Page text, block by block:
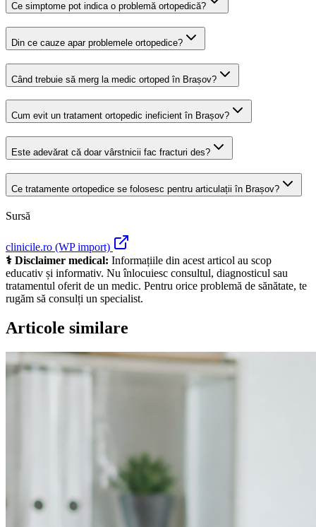
Ce simptome pot indica o problemă ortopedică?
Din ce cauze apar problemele ortopedice?
Când trebuie să merg la medic ortoped în Brașov?
Cum evit un tratament ortopedic ineficient în Brașov?
Este adevărat că doar vârstnicii fac fracturi des?
Ce tratamente ortopedice se folosesc pentru articulații în Brașov?
Sursă
clinicile.ro (WP import)
⚕️ Disclaimer medical: Informațiile din acest articol au scop
educativ și informativ. Nu înlocuiesc consultul, diagnosticul sau
tratamentul oferit de un medic. Pentru orice problemă de sănătate, te
rugăm să consulți un specialist.
Articole similare